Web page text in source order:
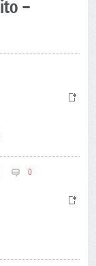
–
0